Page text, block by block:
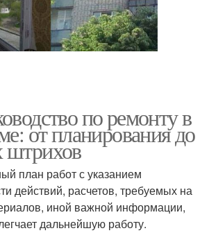
по ремонту в
от планирования до
план работ с указанием
действий, расчетов, требуемых на
иной важной информации,
дальнейшую работу.